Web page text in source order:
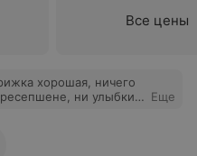
Все цены
хорошая, ничего
ни улыбки,
только если к
не самый лучший в
Еще